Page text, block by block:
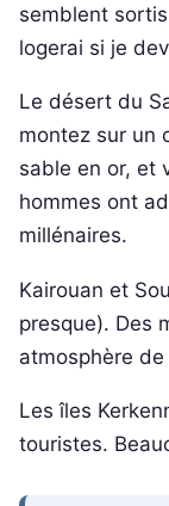
semblent
logerai si je
Le désert du
montez sur un
sable en or, et
hommes ont
millénaires.
Kairouan et
presque). Des
atmosphère
Les îles
touristes.